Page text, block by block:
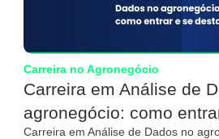
Carreira no Agronegócio
Carreira em Análise de
agronegócio: como
Carreira em Análise de Dados no